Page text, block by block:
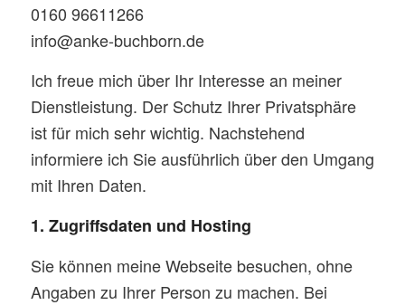
0160 96611266
info@anke-buchborn.de
Ich freue mich über Ihr Interesse an meiner
Dienstleistung. Der Schutz Ihrer Privatsphäre
ist für mich sehr wichtig. Nachstehend
informiere ich Sie ausführlich über den Umgang
mit Ihren Daten.
1. Zugriffsdaten und Hosting
Sie können meine Webseite besuchen, ohne
Angaben zu Ihrer Person zu machen. Bei